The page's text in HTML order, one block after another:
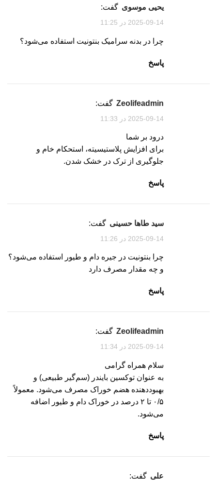
یحیی موسوی گفت:
2025-09-14 در 11:25
چرا در بدنه سرامیک بنتونیت استفاده می‌شود؟
پاسخ
zeolifeadmin گفت:
2025-09-14 در 11:33
درود بر شما
برای افزایش پلاستیسیته، استحکام خام و
جلوگیری از ترک در خشک شدن.
پاسخ
سید طاها حسینی گفت:
2025-09-14 در 11:26
چرا بنتونیت در جیره دام و طیور استفاده می‌شود؟
و چه مقدار مصرف دارد
پاسخ
zeolifeadmin گفت:
2025-09-14 در 11:34
سلام همراه گرامی
به عنوان توکسین بایندر (سم‌گیر طبیعی) و
بهبوددهنده هضم خوراک مصرف می‌شود. معمولاً
۰/۵ تا ۲ درصد در خوراک دام و طیور اضافه
می‌شود.
پاسخ
علی گفت: